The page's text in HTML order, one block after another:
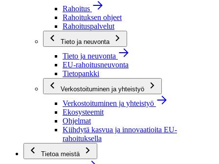
Rahoitus
Rahoituksen ohjeet
Rahoituspalvelut
Tieto ja neuvonta
Tieto ja neuvonta
EU-rahoitusneuvonta
Tietopankki
Verkostoituminen ja yhteistyö
Verkostoituminen ja yhteistyö
Ekosysteemit
Ohjelmat
Kiihdytä kasvua ja innovaatioita EU-
rahoituksella
Tietoa meistä